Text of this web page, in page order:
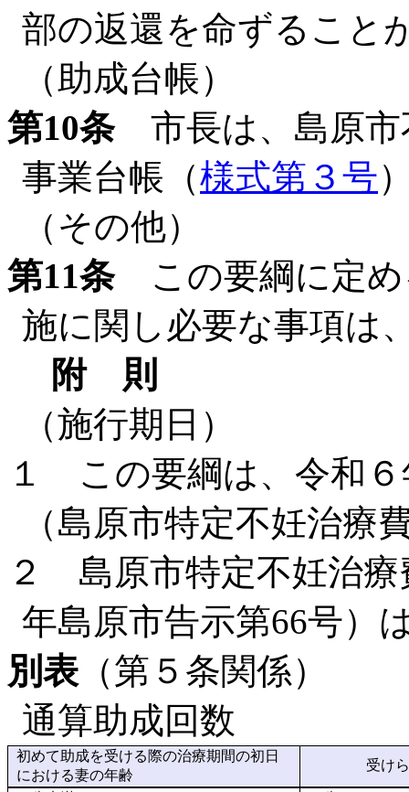
部の返還を命ずること
（助成台帳）
第10条市長は、島原市
事業台帳（様式第３号
（その他）
第11条この要綱に定め
施に関し必要な事項は
附 則
（施行期日）
１ この要綱は、令和
（島原市特定不妊治療
２ 島原市特定不妊治療
年島原市告示第66号）
別表 （第５条関係）
通算助成回数
初めて助成を受ける際の治療期間の初日
における妻の年齢
受け